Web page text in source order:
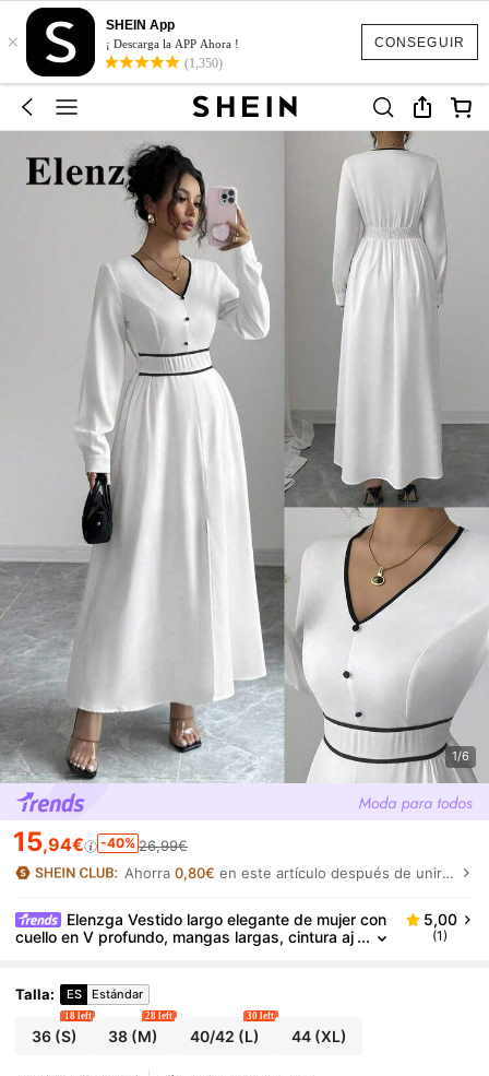
CONSEGUIR
×
SHEIN App
¡ Descarga la APP Ahora !
(1,350)
1/6
15,94€ -40% 26,99€
Ahorra 0,80€ en este artículo después de unirte.
Elenzga Vestido largo elegante de mujer con
cuello en V profundo, mangas largas, cintura aj
5,00
(1)
Talla: ES Estándar
36(S)
18 left
38 (M)
28 left
40/42 (L)
30 left
44(XL)